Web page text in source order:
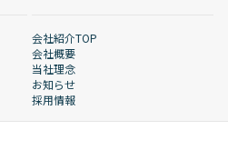
会社紹介TOP
会社概要
当社理念
お知らせ
採用情報